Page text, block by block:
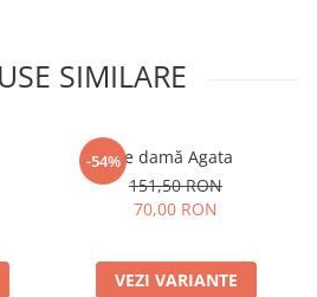
SIMILARE
-54%Ie damă Agata
151,50 RON
70,00 RON
VEZI VARIANTE